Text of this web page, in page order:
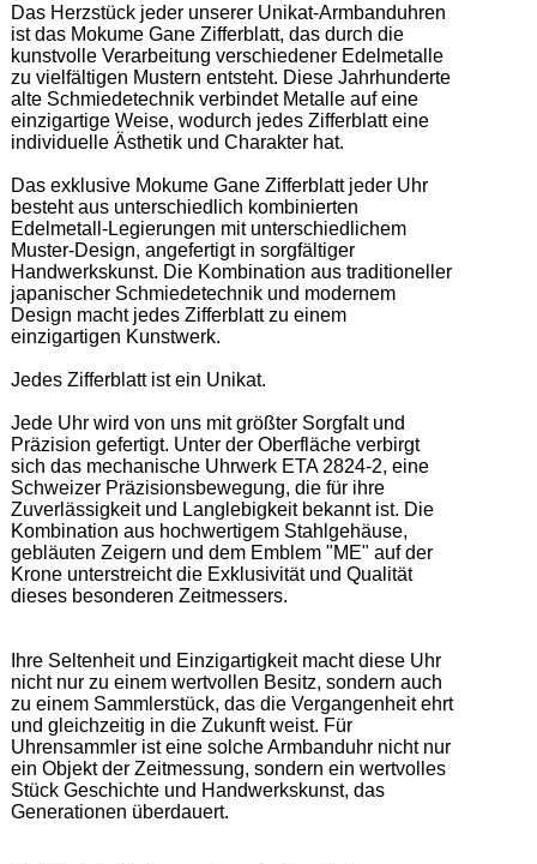
Das Herzstück jeder unserer Unikat-Armbanduhren
ist das Mokume Gane Zifferblatt, das durch die
kunstvolle Verarbeitung verschiedener Edelmetalle
zu vielfältigen Mustern entsteht. Diese Jahrhunderte
alte Schmiedetechnik verbindet Metalle auf eine
einzigartige Weise, wodurch jedes Zifferblatt eine
individuelle Ästhetik und Charakter hat.
Das exklusive Mokume Gane Zifferblatt jeder Uhr
besteht aus unterschiedlich kombinierten
Edelmetall-Legierungen mit unterschiedlichem
Muster-Design, angefertigt in sorgfältiger
Handwerkskunst. Die Kombination aus traditioneller
japanischer Schmiedetechnik und modernem
Design macht jedes Zifferblatt zu einem
einzigartigen Kunstwerk.
Jedes Zifferblatt ist ein Unikat.
Jede Uhr wird von uns mit größter Sorgfalt und
Präzision gefertigt. Unter der Oberfläche verbirgt
sich das mechanische Uhrwerk ETA 2824-2, eine
Schweizer Präzisionsbewegung, die für ihre
Zuverlässigkeit und Langlebigkeit bekannt ist. Die
Kombination aus hochwertigem Stahlgehäuse,
gebläuten Zeigern und dem Emblem "ME" auf der
Krone unterstreicht die Exklusivität und Qualität
dieses besonderen Zeitmessers.
Ihre Seltenheit und Einzigartigkeit macht diese Uhr
nicht nur zu einem wertvollen Besitz, sondern auch
zu einem Sammlerstück, das die Vergangenheit ehrt
und gleichzeitig in die Zukunft weist. Für
Uhrensammler ist eine solche Armbanduhr nicht nur
ein Objekt der Zeitmessung, sondern ein wertvolles
Stück Geschichte und Handwerkskunst, das
Generationen überdauert.